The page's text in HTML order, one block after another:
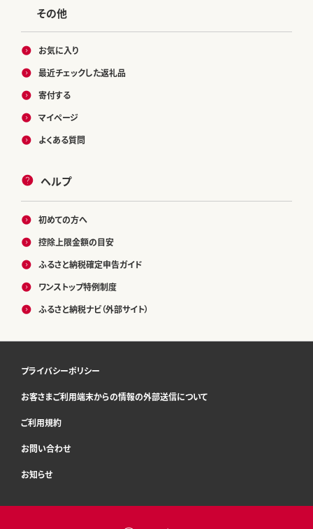
その他
お気に入り
最近チェックした返礼品
寄付する
マイページ
よくある質問
ヘルプ
初めての方へ
控除上限金額の目安
ふるさと納税確定申告ガイド
ワンストップ特例制度
ふるさと納税ナビ（外部サイト）
プライバシーポリシー
お客さまご利用端末からの情報の外部送信について
ご利用規約
お問い合わせ
お知らせ